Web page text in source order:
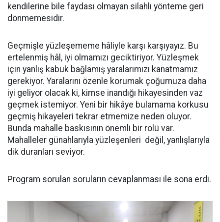
kendilerine bile faydası olmayan silahlı yönteme geri
dönmemesidir.
Geçmişle yüzleşememe hâliyle karşı karşıyayız. Bu
ertelenmiş hâl, iyi olmamızı geciktiriyor. Yüzleşmek
için yanlış kabuk bağlamış yaralarımızı kanatmamız
gerekiyor. Yaralarını özenle korumak çoğumuza daha
iyi geliyor olacak ki, kimse inandığı hikayesinden vaz
geçmek istemiyor. Yeni bir hikâye bulamama korkusu
geçmiş hikayeleri tekrar etmemize neden oluyor.
Bunda mahalle baskısının önemli bir rolü var.
Mahalleler günahlarıyla yüzleşenleri değil, yanlışlarıyla
dik duranları seviyor.
Program sorulan soruların cevaplanması ile sona erdi.